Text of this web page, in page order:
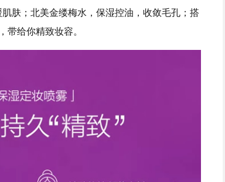
肤；北美金缕梅水，保湿控油，收敛毛孔；搭
给你精致妆容。